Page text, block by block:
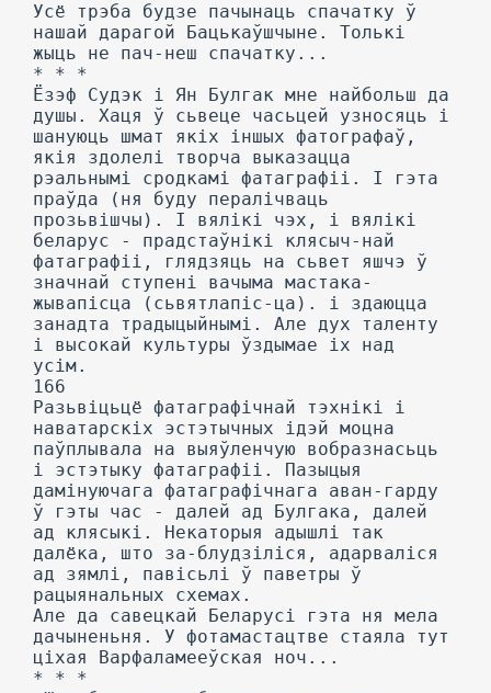
Усё трэба будзе пачынаць спачатку ў
нашай дарагой Бацькаўшчыне. Толькі
жыць не пач-неш спачатку...
* * *
Ёзэф Судэк і Ян Булгак мне найбольш да
душы. Хаця ў сьвеце часьцей узносяць і
шануюць шмат якіх іншых фатографаў,
якія здолелі творча выказацца
рэальнымі сродкамі фатаграфіі. I гэта
праўда (ня буду пералічваць
прозьвішчы). I вялікі чэх, і вялікі
беларус - прадстаўнікі клясыч-най
фатаграфіі, глядзяць на сьвет яшчэ ў
значнай ступені вачыма мастака-
жывапісца (сьвятлапіс-ца). і здаюцца
занадта традыцыйнымі. Але дух таленту
і высокай культуры ўздымае іх над
усім.
166
Разьвіцьцё фатаграфічнай тэхнікі і
наватарскіх эстэтычных ідэй моцна
паўплывала на выяўленчую вобразнасьць
і эстэтыку фатаграфіі. Пазыцыя
дамінуючага фатаграфічнага аван-гарду
ў гэты час - далей ад Булгака, далей
ад клясыкі. Некаторыя адышлі так
далёка, што за-блудзіліся, адарваліся
ад зямлі, павісьлі ў паветры ў
рацыянальных схемах.
Але да савецкай Беларусі гэта ня мела
дачыненьня. У фотамастацтве стаяла тут
ціхая Варфаламееўская ноч...
* * *